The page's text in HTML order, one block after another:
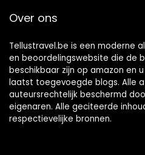
Over ons
Tellustravel.be is een moderne
en beoordelingswebsite die de
beschikbaar zijn op amazon en
laatst toegevoegde blogs. Alle
auteursrechtelijk beschermd
eigenaren. Alle geciteerde
respectievelijke bronnen.